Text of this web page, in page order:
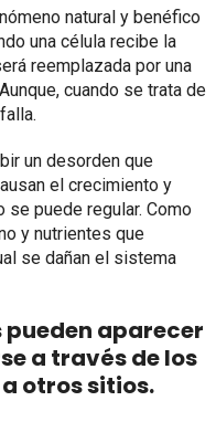
natural y benéfico
una célula recibe la
reemplazada por una
cuando se trata de
un desorden que
el crecimiento y
puede regular. Como
y nutrientes que
se dañan el sistema
aparecer
a través de los
otros sitios.